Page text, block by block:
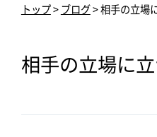
トップ>ブログ>相手の立場
相手の立場に